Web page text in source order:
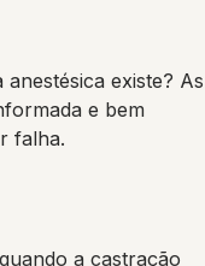
existe? As
e bem
falha.
a castração